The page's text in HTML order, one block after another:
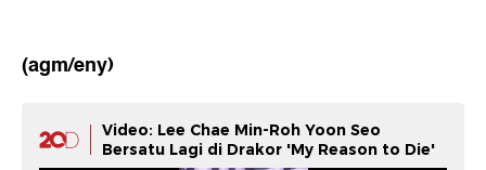
(agm/eny)
Video: Lee Chae Min-Roh Yoon Seo
Bersatu Lagi di Drakor 'My Reason to Die'